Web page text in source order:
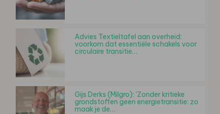
Advies Textieltafel aan overheid:
voorkom dat essentiële schakels voor
circulaire transitie…
Gijs Derks (Milgro): 'Zonder kritieke
grondstoffen geen energietransitie: zo
maak je de…